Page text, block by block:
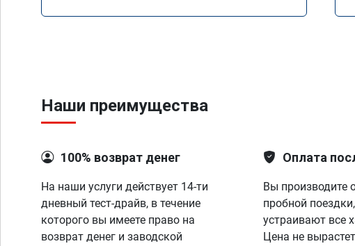
Наши преимущества
100% возврат денег
На наши услуги действует 14-ти
дневный тест-драйв, в течение
которого вы имеете право на
возврат денег и заводской
Оплата
Вы производите
пробной
устраивают все
Цена не